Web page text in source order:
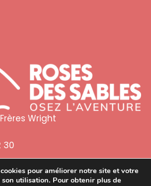
Wright
30
pour améliorer notre site et votre
utilisation. Pour obtenir plus de